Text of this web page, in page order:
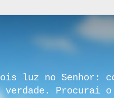
luz no Senhor:
Procurai o